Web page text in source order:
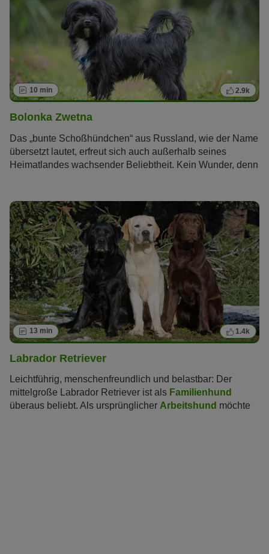
10 min 2.9k
Bolonka Zwetna
Das „bunte Schoßhündchen“ aus Russland, wie der Name
übersetzt lautet, erfreut sich auch außerhalb seines
Heimatlandes wachsender Beliebtheit. Kein Wunder, denn
unkomplizierten Charakter seinen Besitzern viel Freude
bereitet.
13 min 1.4k
Labrador Retriever
Leichtführig, menschenfreundlich und belastbar: Der
mittelgroße Labrador Retriever ist als Familienhund
überaus beliebt. Als ursprünglicher Arbeitshund möchte